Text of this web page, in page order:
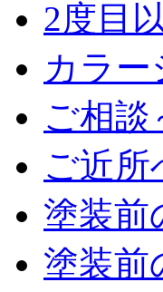
2度目
カラ
ご相談
ご近所
塗装前
塗装前